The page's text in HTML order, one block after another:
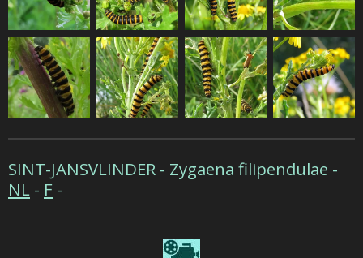
SINT-JANSVLINDER - Zygaena filipendulae -
NL - F -